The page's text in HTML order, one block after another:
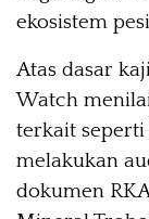
ekosistem
Atas dasar
Watch
terkait
melakukan
dokumen